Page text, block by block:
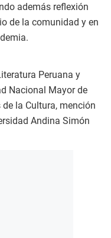
además reflexión
de la comunidad y en
Peruana y
Nacional Mayor de
la Cultura, mención
Andina Simón